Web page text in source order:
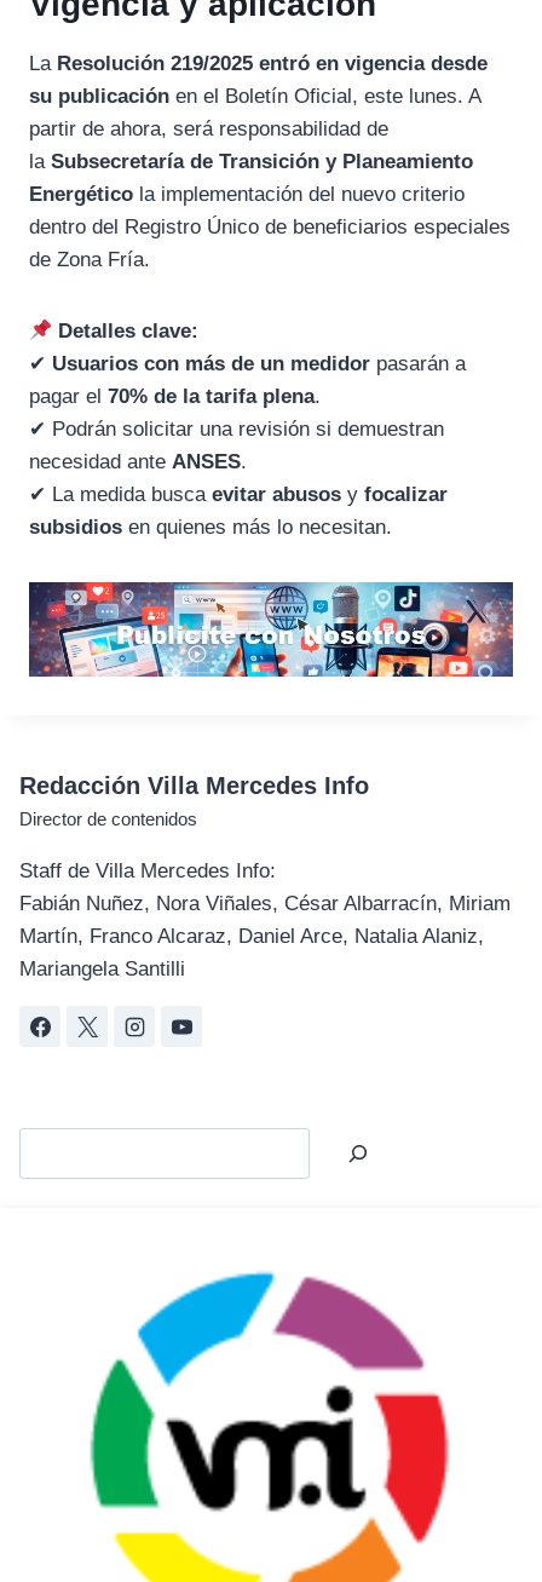
La Resolución 219/2025 entró en vigencia desde
su publicación en el Boletín Oficial, este lunes. A
partir de ahora, será responsabilidad de
la Subsecretaría de Transición y Planeamiento
Energético la implementación del nuevo criterio
dentro del Registro Único de beneficiarios especiales
de Zona Fría.
Detalles clave:
✔ Usuarios con más de un medidor pasarán a
pagar el 70% de la tarifa plena.
✔ Podrán solicitar una revisión si demuestran
necesidad ante ANSES.
✔ La medida busca evitar abusos y focalizar
subsidios en quienes más lo necesitan.
Redacción Villa Mercedes Info
Director de contenidos
Staff de Villa Mercedes Info:
Fabián Nuñez, Nora Viñales, César Albarracín, Miriam
Martín, Franco Alcaraz, Daniel Arce, Natalia Alaniz,
Mariangela Santilli